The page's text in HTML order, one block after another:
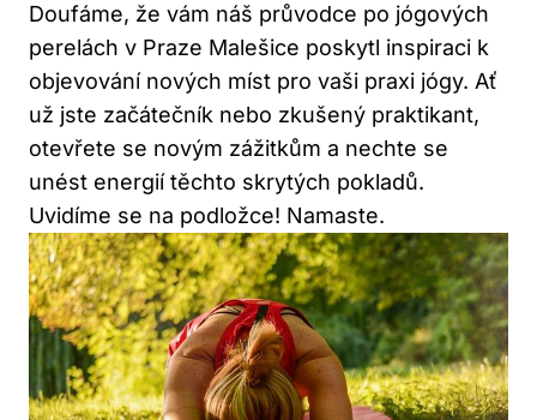
Doufáme, že vám náš průvodce po jógových
perelách v Praze Malešice poskytl inspiraci k
objevování nových míst pro vaši praxi jógy. Ať
už jste začátečník nebo zkušený praktikant,
otevřete se novým zážitkům a nechte se
unést energií těchto skrytých pokladů.
Uvidíme se na podložce! Namaste.